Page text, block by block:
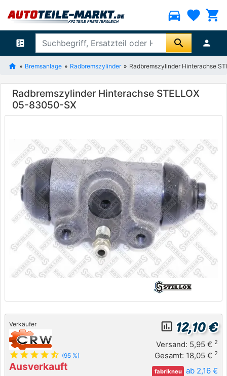
directions_car favorite shopping_cart
ballot search person
Bremsanlage Radbremszylinder Radbremszylinder Hinterachse
Radbremszylinder Hinterachse STELLOX
05-83050-SX
Verkäufer
star star star star star_half (95 %)
Ausverkauft
insert_chart_outlined 12,10 €
Versand: 5,95 € 2
Gesamt: 18,05 € 2
fabrikneu ab 2,16 €